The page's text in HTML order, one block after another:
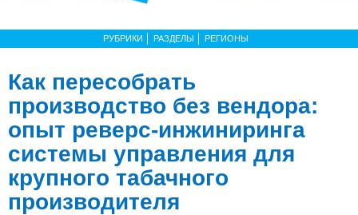
РУБРИКИ РАЗДЕЛЫ РЕГИОНЫ
Как пересобрать
производство без вендора:
опыт реверс-инжиниринга
системы управления для
крупного табачного
производителя